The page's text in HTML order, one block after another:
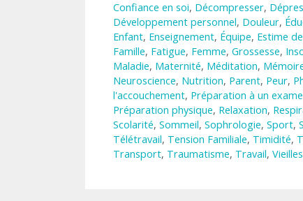
Confiance en soi, Décompresser,
Développement personnel, Douleur,
Enfant, Enseignement, Équipe, Estime
Famille, Fatigue, Femme, Grossesse,
Maladie, Maternité, Méditation,
Neuroscience, Nutrition, Parent, Peur,
l'accouchement, Préparation à un
Préparation physique, Relaxation,
Scolarité, Sommeil, Sophrologie, Sport,
Télétravail, Tension Familiale, Timidité,
Transport, Traumatisme, Travail,